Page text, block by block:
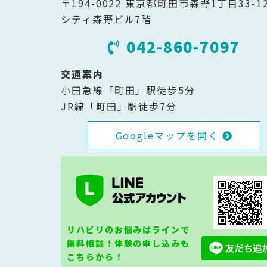
シティ森野ビル7階
042-860-7097
交通案内
小田急線「町田」駅徒歩5分
JR線「町田」駅徒歩7分
Googleマップを開く
リハビリのお悩みはラインで
無料相談！体験の申し込みも
こちらから！